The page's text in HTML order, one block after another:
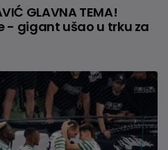
GLAVNA TEMA!
- gigant ušao u trku za